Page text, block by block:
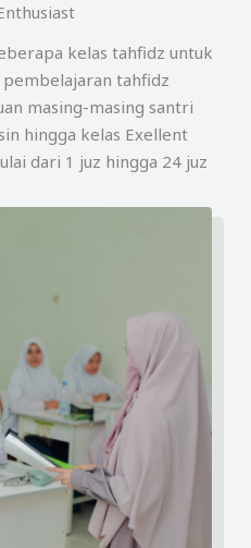
kelas tahfidz untuk
tahfidz
masing-masing santri
hingga kelas Exellent
dari 1 juz hingga 24 juz